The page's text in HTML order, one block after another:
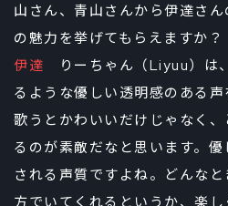
山さん、青山さんから伊達さ
の魅力を挙げてもらえますか？
伊達 りーちゃん（Liyuu）は
るような優しい透明感のある声
歌うとかわいいだけじゃなく、
るのが素敵だなと思います。
される声質ですよね。どんな
方でいてくれるというか、楽